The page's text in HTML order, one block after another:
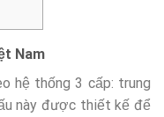
Nam
hệ thống 3 cấp: trung
này được thiết kế để